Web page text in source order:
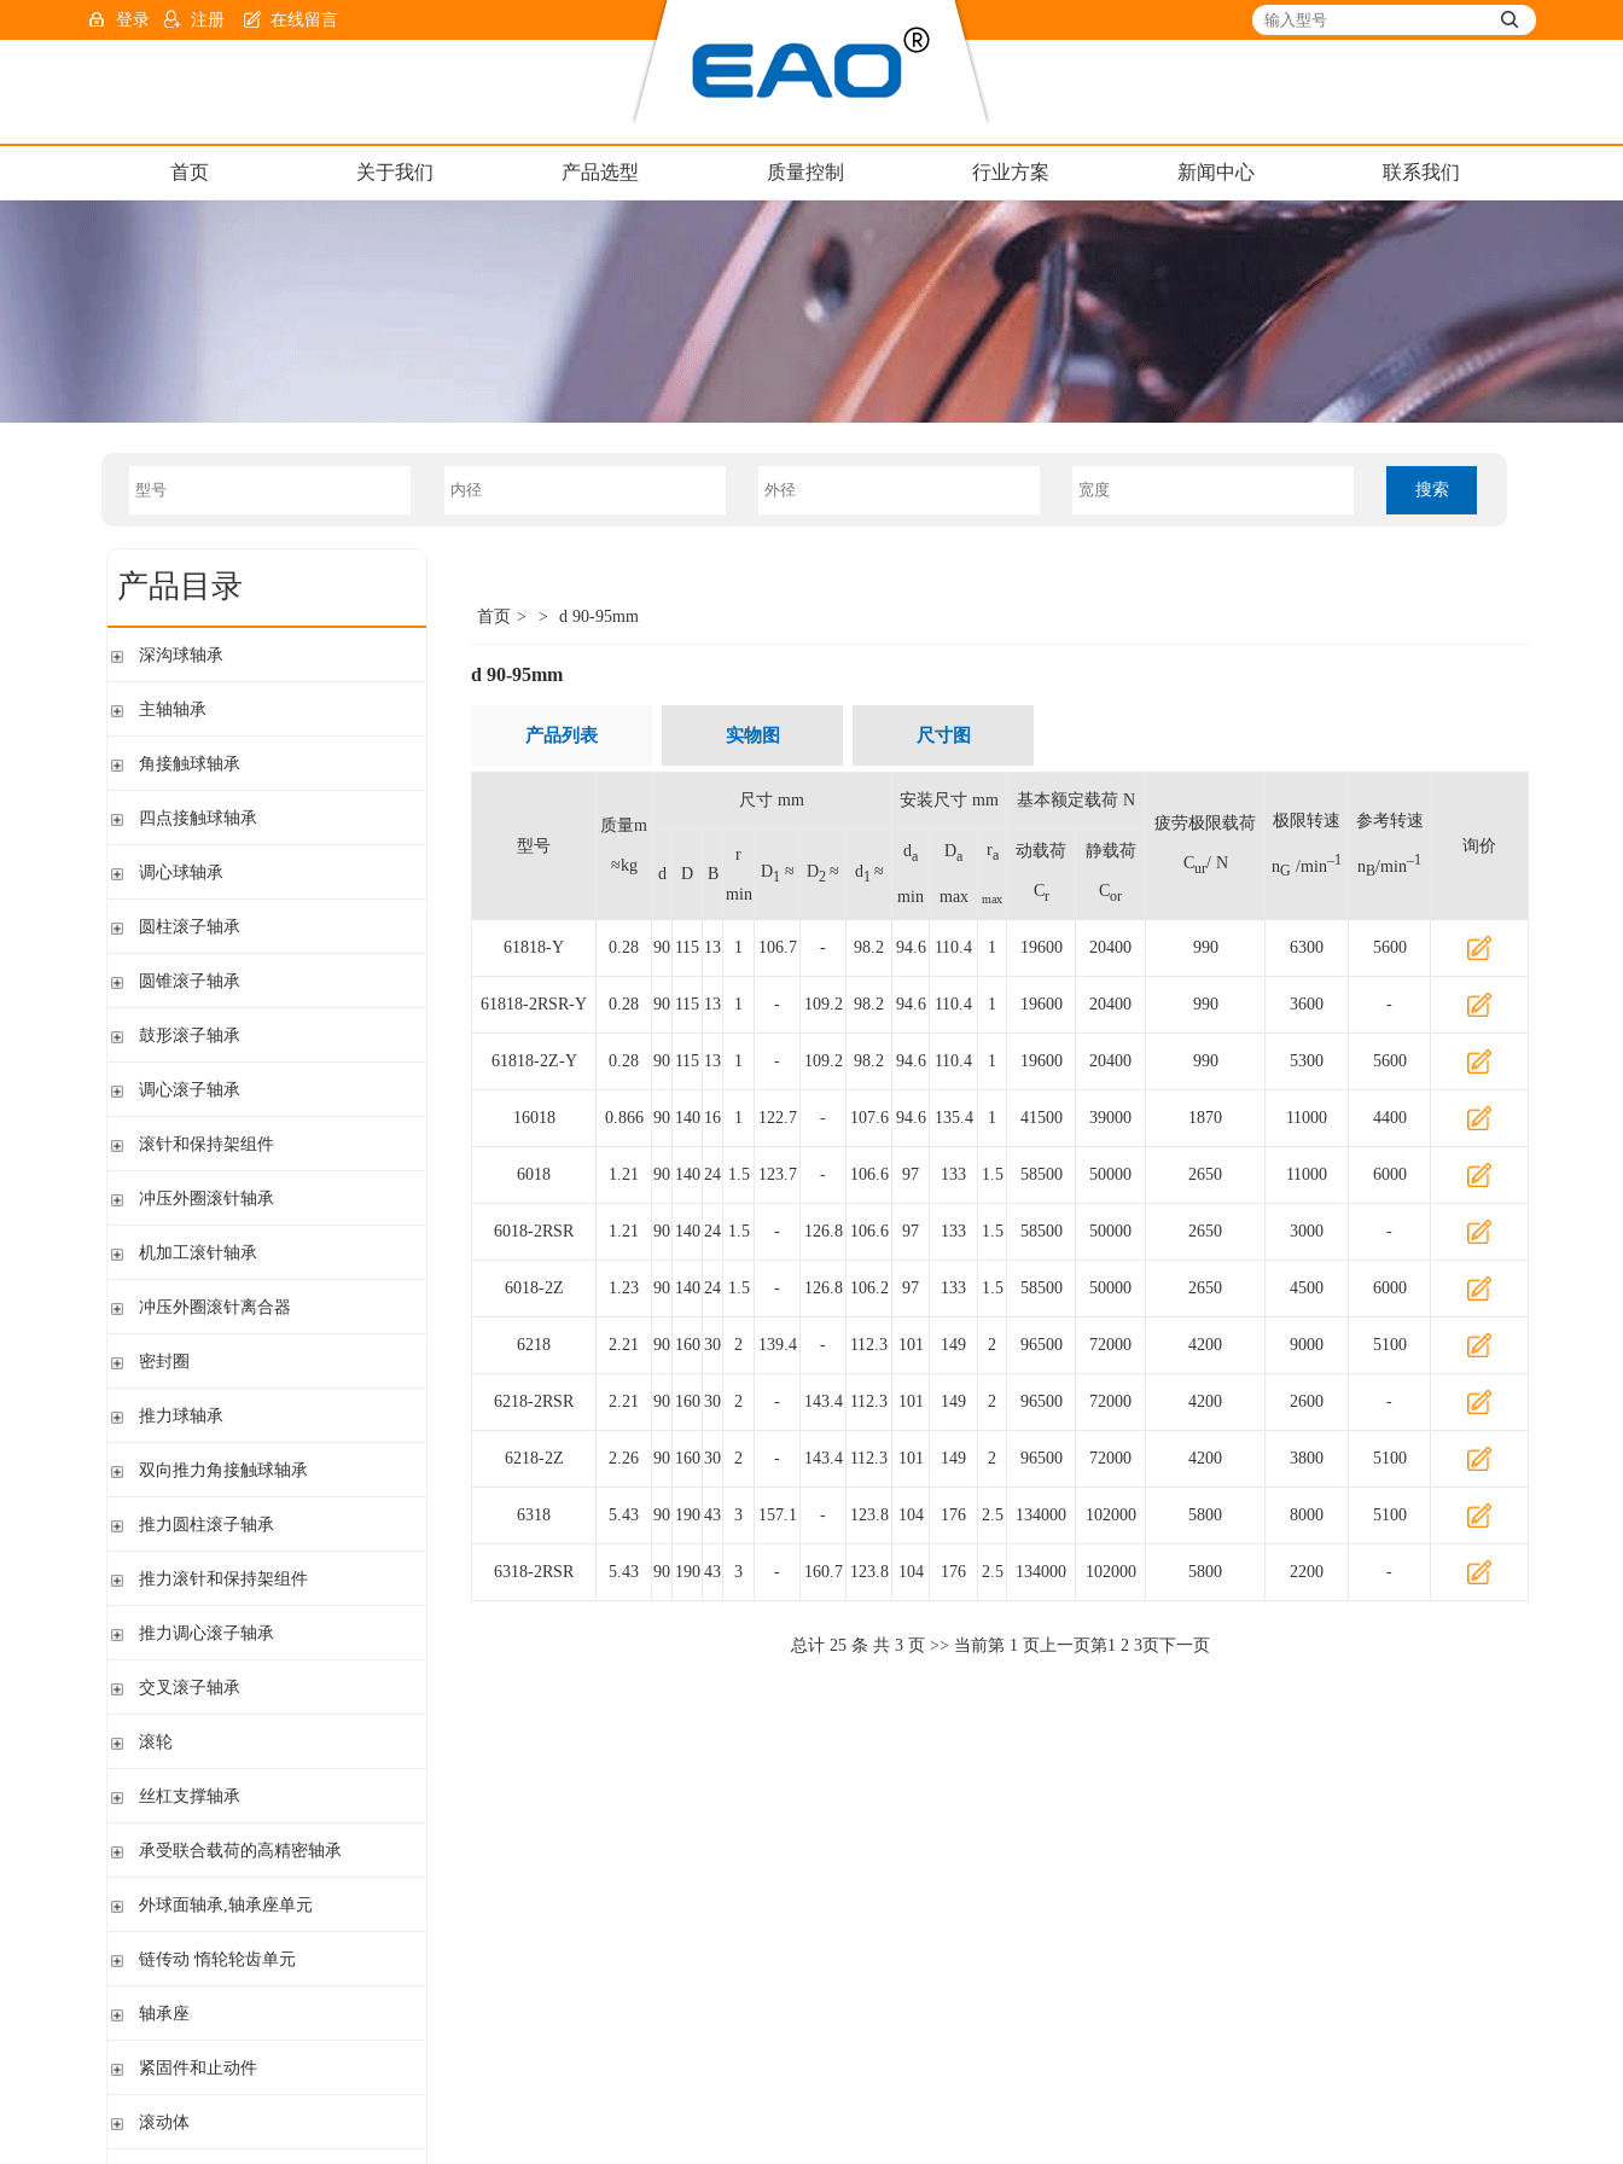
在线留言
登录 注册
首页 关于我们 产品选型 质量控制 行业方案 新闻中心 联系我们
产品目录
深沟球轴承
单列开式
双列
主轴轴承
带钢球
带钢球 密封
角接触球轴承
单列开式或密封
双列开式或密封
四点接触球轴承
四点接触球轴承
调心球轴承
圆柱孔开式或密封
圆柱孔或圆锥孔 开式
带紧定套开式或密封
带紧定套开式
圆柱滚子轴承
带保持架的圆柱滚子轴承
单列满装圆柱滚子轴承
高精密圆柱滚子轴承
圆锥滚子轴承
单列圆锥滚子轴承
单列英制圆锥滚子轴承
鼓形滚子轴承
圆柱孔或圆锥孔
调心滚子轴承
圆柱孔或圆锥孔
带退卸套
滚针和保持架组件
单列
冲压外圈滚针轴承
开式 闭式 无密封
开式、满装滚针单元、无密封
机加工滚针轴承
无内圈
带内圈 开式
带内圈 密封
无挡边无内圈 开式
调心 有/无内圈
滚针/ 推力球轴承 无内圈 带或不带外罩
滚针/ 推力圆柱滚子轴承 无内圈 带或不带外罩
内圈 无润滑孔
冲压外圈滚针离合器
不带轴承 带滚花或不带滚花
密封圈
密封圈
推力球轴承
单向推力球轴承
双向推力角接触球轴承
双向推力角接触球轴承
推力圆柱滚子轴承
推力圆柱滚子轴承 保持架组件 推力轴承垫圈
推力滚针和保持架组件
推力滚针和保持架组件 推力轴承垫圈
与向心滚针轴承 组合使用
推力调心滚子轴承
推力调心滚子轴承
交叉滚子轴承
交叉滚子轴承
滚轮
支承型滚轮
球轴承滚轮
丝杠支撑轴承
推力角接触球轴承
密封组件 精密锁紧螺母
承受联合载荷的高精密轴承
推力/向心轴承
外球面轴承,轴承座单元
外球面轴承
链传动 惰轮轮齿单元
链传动 惰轮轮齿单元
轴承座
立式轴承座SNV,剖分用于带紧定套的圆锥孔轴承
立式轴承座S30,剖分适用于带紧定套的圆锥孔调心滚子轴承
紧固件和止动件
紧定套
滚动体
首页 > > d 90-95mm
d 90-95mm
产品列表 实物图 尺寸图
型号
质量m
≈kg
尺寸 mm 安装尺寸 mm
基本额定载荷 N
疲劳极限载荷
Cur/ N
极限转速
nG /min–1
参考转速
nB/min–1
询价
d
D B
r
min
D1 ≈ D2 ≈ d1 ≈
da
min
Da
max
ra
max
动载荷
Cr
静载荷
Cor
61818-Y 0.28 90 115 13 1 106.7 - 98.2 94.6 110.4 1 19600 20400 990 6300 5600
61818-2RSR-Y 0.28 90 115 13 1 - 109.2 98.2 94.6 110.4 1 19600 20400 990 3600 -
61818-2Z-Y 0.28 90 115 13 1 - 109.2 98.2 94.6 110.4 1 19600 20400 990 5300 5600
16018 0.866 90 140 16 1 122.7 - 107.6 94.6 135.4 1 41500 39000 1870 11000 4400
6018 1.21 90 140 24 1.5 123.7 - 106.6 97 133 1.5 58500 50000 2650 11000 6000
6018-2RSR 1.21 90 140 24 1.5 - 126.8 106.6 97 133 1.5 58500 50000 2650 3000 -
6018-2Z 1.23 90 140 24 1.5 - 126.8 106.2 97 133 1.5 58500 50000 2650 4500 6000
6218 2.21 90 160 30 2 139.4 - 112.3 101 149 2 96500 72000 4200 9000 5100
6218-2RSR 2.21 90 160 30 2 - 143.4 112.3 101 149 2 96500 72000 4200 2600 -
6218-2Z 2.26 90 160 30 2 - 143.4 112.3 101 149 2 96500 72000 4200 3800 5100
6318 5.43 90 190 43 3 157.1 - 123.8 104 176 2.5 134000 102000 5800 8000 5100
6318-2RSR 5.43 90 190 43 3 - 160.7 123.8 104 176 2.5 134000 102000 5800 2200 -
总计 25条 共 3页 >> 当前第 1 页上一页第1 2 3页下一页